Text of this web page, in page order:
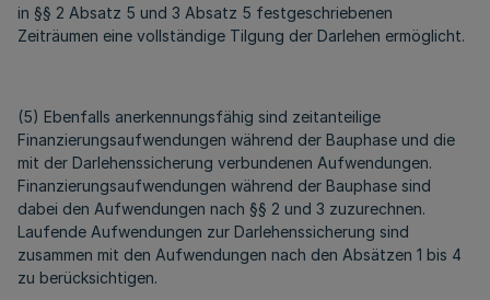
in §§ 2 Absatz 5 und 3 Absatz 5 festgeschriebenen
Zeiträumen eine vollständige Tilgung der Darlehen ermöglicht.
(5) Ebenfalls anerkennungsfähig sind zeitanteilige
Finanzierungsaufwendungen während der Bauphase und die
mit der Darlehenssicherung verbundenen Aufwendungen.
Finanzierungsaufwendungen während der Bauphase sind
dabei den Aufwendungen nach §§ 2 und 3 zuzurechnen.
Laufende Aufwendungen zur Darlehenssicherung sind
zusammen mit den Aufwendungen nach den Absätzen 1 bis 4
zu berücksichtigen.